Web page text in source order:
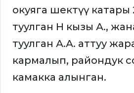
окуяга шектүү
туулган Н кызы А.,
туулган А.А. аттуу
кармалып, райондук
камакка алынган.